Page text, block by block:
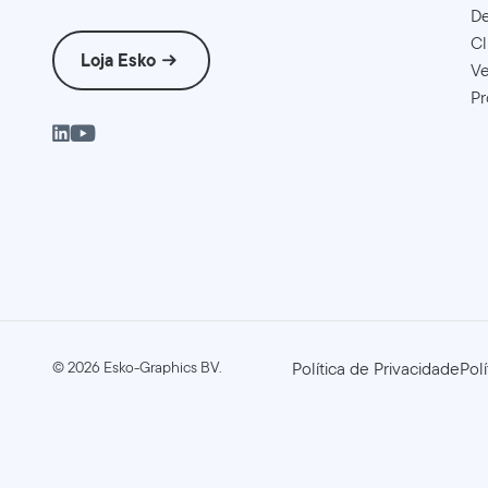
Loja Esko
©2026 Esko-Graphics BV. Política de Privacidade